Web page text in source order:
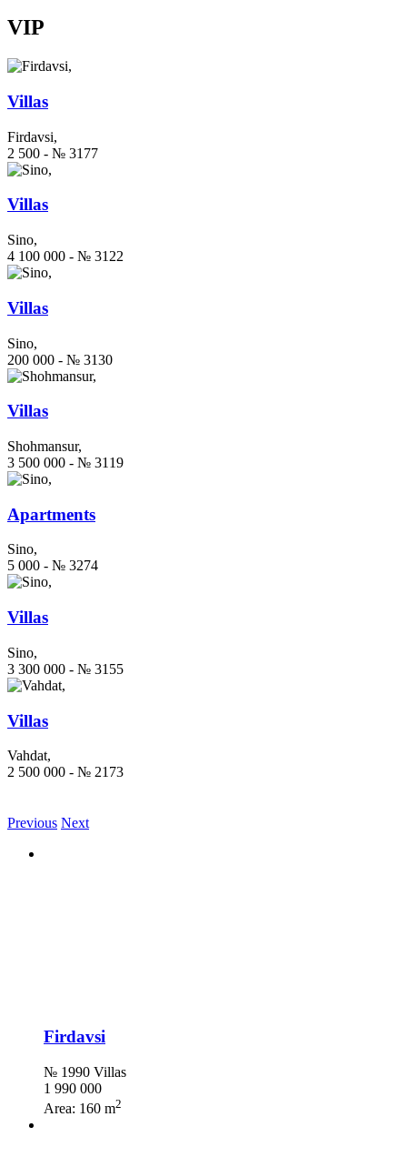
VIP
Villas
Firdavsi,
2 500 - № 3177
Villas
Sino,
4 100 000 - № 3122
Villas
Sino,
200 000 - № 3130
Villas
Shohmansur,
3 500 000 - № 3119
Apartments
Sino,
5 000 - № 3274
Villas
Sino,
3 300 000 - № 3155
Villas
Vahdat,
2 500 000 - № 2173
Previous Next
Firdavsi
№ 1990 Villas
1 990 000
Area: 160 m2